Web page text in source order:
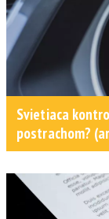
Svietiaca
postrachom?